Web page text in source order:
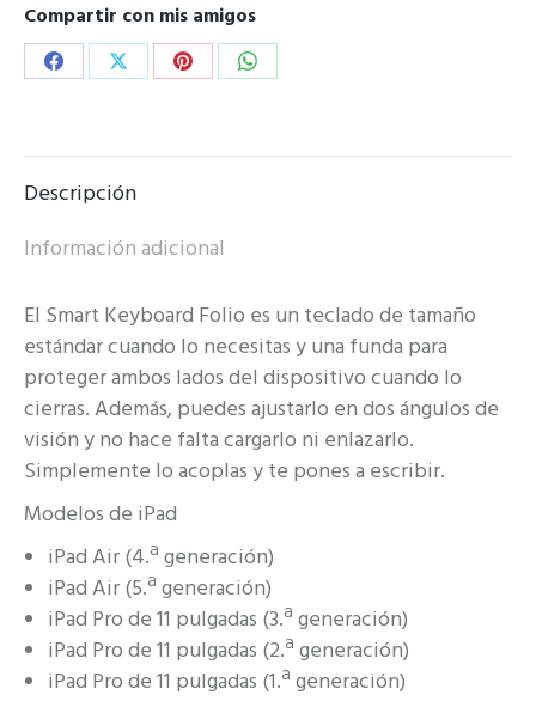
Compartir con mis amigos
Share
Share
Share
Share
Descripción
Información adicional
El Smart Keyboard Folio es un teclado de tamaño
estándar cuando lo necesitas y una funda para
proteger ambos lados del dispositivo cuando lo
cierras. Además, puedes ajustarlo en dos ángulos de
visión y no hace falta cargarlo ni enlazarlo.
Simplemente lo acoplas y te pones a escribir.
Modelos de iPad
iPad Air (4.ª generación)
iPad Air (5.ª generación)
iPad Pro de 11 pulgadas (3.ª generación)
iPad Pro de 11 pulgadas (2.ª generación)
iPad Pro de 11 pulgadas (1.ª generación)